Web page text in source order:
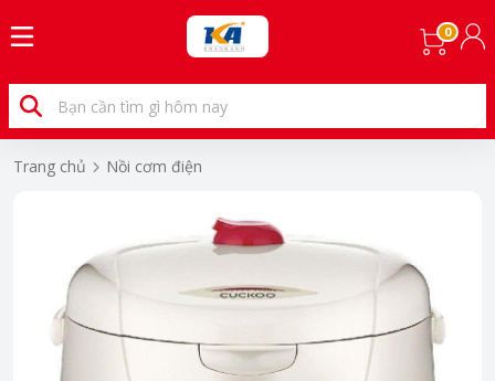
0
Trang chủ Nồi cơm điện